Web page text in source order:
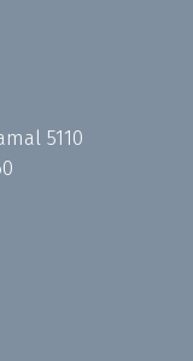
5110